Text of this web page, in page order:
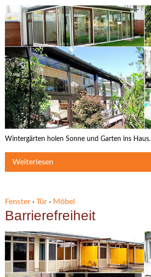
Wintergärten holen Sonne und Garten ins Haus.
Weiterlesen
Fenster · Tür · Möbel
Barrierefreiheit